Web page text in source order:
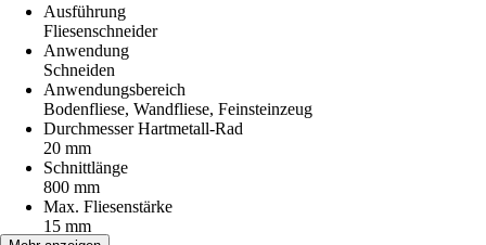
Ausführung
Fliesenschneider
Anwendung
Schneiden
Anwendungsbereich
Bodenfliese, Wandfliese, Feinsteinzeug
Durchmesser Hartmetall-Rad
20 mm
Schnittlänge
800 mm
Max. Fliesenstärke
15 mm